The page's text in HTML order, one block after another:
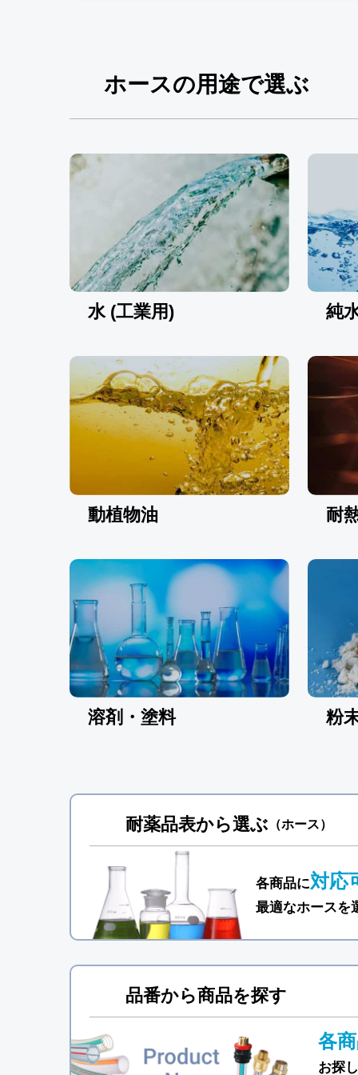
ホースの用途で選ぶ
水 (工業用) 純
動植物油 耐
溶剤・塗料 粉
耐薬品表から選ぶ （ホース）
各商品に対応
最適なホースを
品番から商品を探す
各
お探